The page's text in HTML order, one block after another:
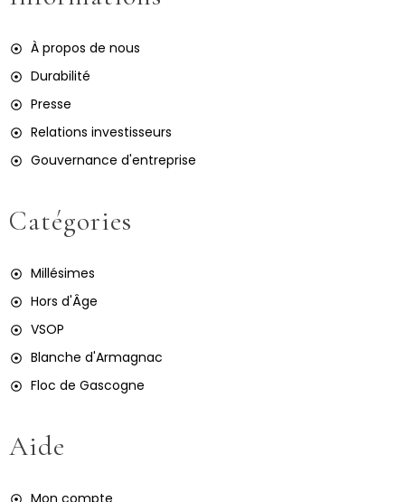
À propos de nous
Durabilité
Presse
Relations investisseurs
Gouvernance d'entreprise
Catégories
Millésimes
Hors d'Âge
VSOP
Blanche d'Armagnac
Floc de Gascogne
Aide
Mon compte